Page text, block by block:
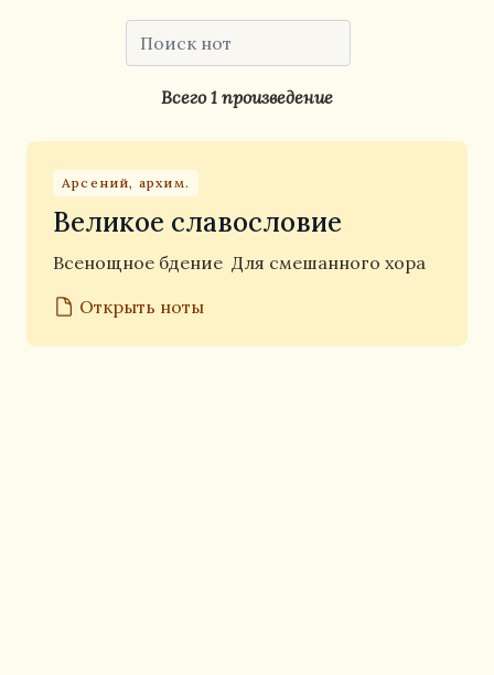
Всего 1 произведение
Арсений, архим.
Великое славословие
Всенощное бдение Для смешанного хора
Открыть ноты